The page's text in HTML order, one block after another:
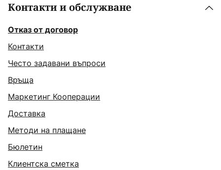
Контакти и обслужване
Отказ от договор
Контакти
Често задавани въпроси
Връща
Маркетинг Кооперации
Доставка
Методи на плащане
Бюлетин
Клиентска сметка